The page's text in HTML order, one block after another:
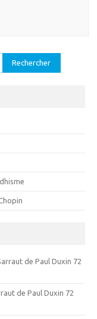
de Paul Duxin 72
de Paul Duxin 72